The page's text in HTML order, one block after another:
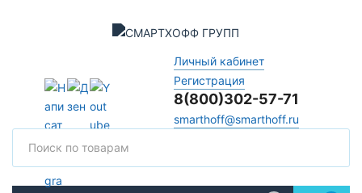
Личный кабинет
Регистрация
8(800)302-57-71
smarthoff@smarthoff.ru